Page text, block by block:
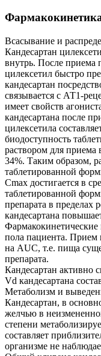
Всасывание и
Кандесартан
внутрь. После приема
цилексетил быстро
кандесартан
связывается с АТ1-
имеет свойств
кандесартана после
цилексетила
биодоступность
раствором для приема
34%. Таким образом,
таблетированной
Cmax достигается в
таблетированной
препарата в пределах
кандесартана
Фармакокинетические
пола пациента. Прием
на AUC, т.е. пища
препарата.
Кандесартан активно
Vd кандесартана
Метаболизм и
Кандесартан, в
желчью в
степени
составляет
организме не